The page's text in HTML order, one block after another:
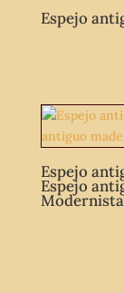
Espejo
Espejo
Espejo